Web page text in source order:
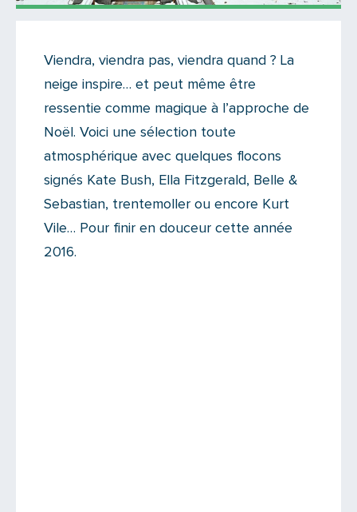
Il n'y a aucun commentaire...
Ajoutez le vôtre
Viendra, viendra pas, viendra quand ? La
neige inspire… et peut même être
ressentie comme magique à l’approche de
Noël. Voici une sélection toute
atmosphérique avec quelques flocons
signés Kate Bush, Ella Fitzgerald, Belle &
Sebastian, trentemoller ou encore Kurt
Vile… Pour finir en douceur cette année
2016.